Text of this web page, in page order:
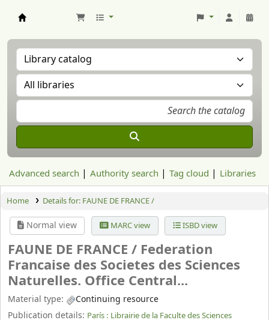
Advanced search Authority search Tag cloud Libraries
Home Details for: FAUNE DE FRANCE /
Normal view MARC view ISBD view
FAUNE DE FRANCE / Federation
Francaise des Societes des Sciences
Naturelles. Office Central...
Material type:
Continuing resource
Publication details: París : Librairie de la Faculte des Sciences